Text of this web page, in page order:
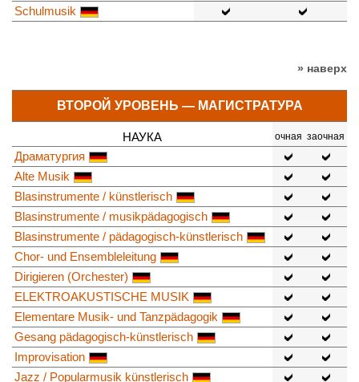
Schulmusik
» наверх
ВТОРОЙ УРОВЕНЬ — МАГИСТРАТУРА
НАУКА очная заочная
Драматургия
Alte Musik
Blasinstrumente / künstlerisch
Blasinstrumente / musikpädagogisch
Blasinstrumente / pädagogisch-künstlerisch
Chor- und Ensembleleitung
Dirigieren (Orchester)
ELEKTROAKUSTISCHE MUSIK
Elementare Musik- und Tanzpädagogik
Gesang pädagogisch-künstlerisch
Improvisation
Jazz / Popularmusik künstlerisch